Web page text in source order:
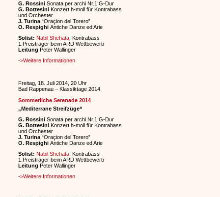
G. RossiniSonata per archi Nr.1 G-Dur
G. BottesiniKonzert h-moll für Kontrabass
und Orchester
J. Turina“Oraçion del Torero”
O. RespighiAntiche Danze ed Arie
Solist: Nabil Shehata, Kontrabass
1.Preisträger beim ARD Wettbewerb
Leitung Peter Wallinger
->Weitere Informationen
Freitag, 18. Juli 2014, 20 Uhr
Bad Rappenau – Klassiktage 2014
Sommerliche Serenade 2014
„Mediterrane Streifzüge“
G. RossiniSonata per archi Nr.1 G-Dur
G. BottesiniKonzert h-moll für Kontrabass
und Orchester
J. Turina“Oraçion del Torero”
O. RespighiAntiche Danze ed Arie
Solist: Nabil Shehata, Kontrabass
1.Preisträger beim ARD Wettbewerb
Leitung Peter Wallinger
->Weitere Informationen